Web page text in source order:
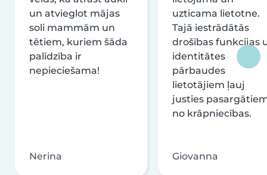
un atvieglot mājas
soli mammām un
tētiem, kuriem šāda
palīdzība ir
nepieciešama!
Nerina
uzticama lietotne.
Tajā iestrādātās
drošības funkcijas
identitātes
pārbaudes
lietotājiem ļauj
justies
no krāpniecības.
Giovanna